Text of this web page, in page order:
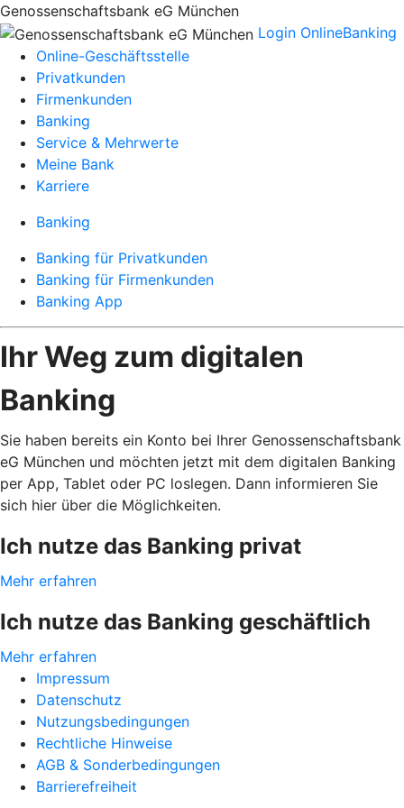
Genossenschaftsbank eG München
Login OnlineBanking
Online-Geschäftsstelle
Privatkunden
Firmenkunden
Banking
Service & Mehrwerte
Meine Bank
Karriere
Banking
Banking für Privatkunden
Banking für Firmenkunden
Banking App
Ihr Weg zum digitalen
Banking
Sie haben bereits ein Konto bei Ihrer Genossenschaftsbank
eG München und möchten jetzt mit dem digitalen Banking
per App, Tablet oder PC loslegen. Dann informieren Sie
sich hier über die Möglichkeiten.
Ich nutze das Banking privat
Mehr erfahren
Ich nutze das Banking geschäftlich
Mehr erfahren
Impressum
Datenschutz
Nutzungsbedingungen
Rechtliche Hinweise
AGB & Sonderbedingungen
Barrierefreiheit